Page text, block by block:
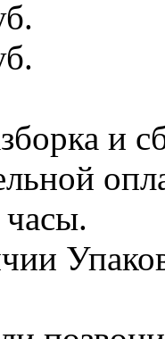
и
часы.